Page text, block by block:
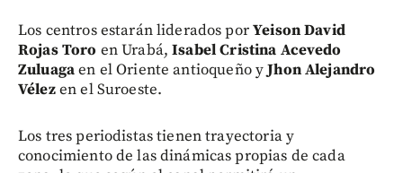
Los centros estarán liderados porYeison David
Rojas Toro en Urabá,Isabel Cristina Acevedo
Zuluagaen el Oriente antioqueño yJhon Alejandro
Vélezen el Suroeste.
Los tres periodistas tienen trayectoria y
conocimiento de las dinámicas propias de cada